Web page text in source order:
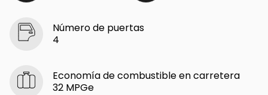
Número de puertas
4
Economía de combustible en carretera
32 MPGe